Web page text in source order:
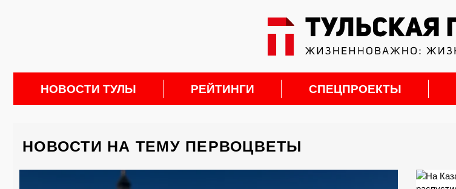
НОВОСТИ ТУЛЫ РЕЙТИНГИ СПЕЦПРОЕКТЫ
НОВОСТИ НА ТЕМУ ПЕРВОЦВЕТЫ